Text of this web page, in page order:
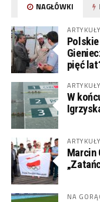
NAGŁÓWKI
ARTYKUŁY
pięć
ARTYKUŁY
W
ARTYKUŁY
Marcin
NA